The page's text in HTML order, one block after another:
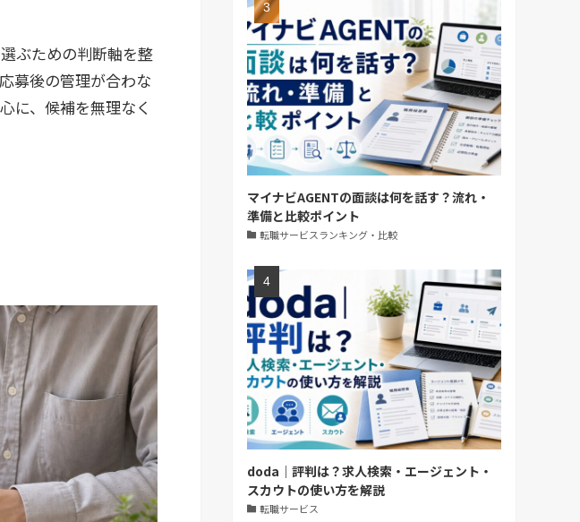
ぶための判断軸を整
募後の管理が合わな
に、候補を無理なく
マイナビAGENTの面談は何を話す？流れ・
準備と比較ポイント
転職サービスランキング・比較
doda｜評判は？求人検索・エージェント・
スカウトの使い方を解説
転職サービス